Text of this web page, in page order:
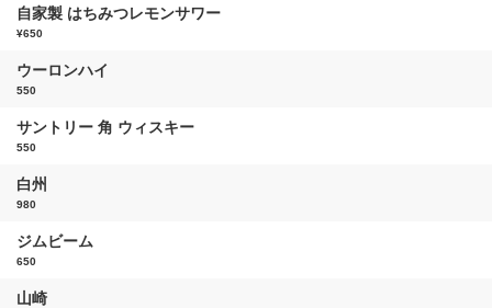
自家製 はちみつレモンサワー
¥650
ウーロンハイ
550
サントリー 角 ウィスキー
550
白州
980
ジムビーム
650
山崎